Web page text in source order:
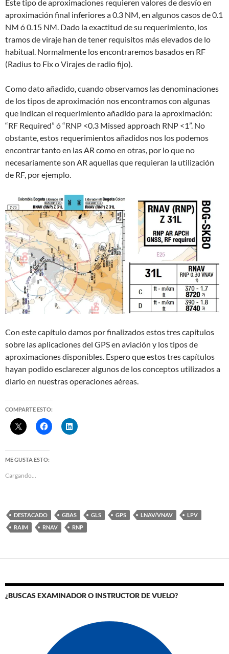
Este tipo de aproximaciones requieren valores de desvío en
aproximación final inferiores a 0.3 NM, en algunos casos de 0.1
NM ó 0.15 NM. Dado la exactitud de su requerimiento, los
tramos de viraje han de tener requisitos más elevados de lo
habitual. Normalmente los encontraremos basados en RF
(Radius to Fix o Virajes de radio fijo).
Como dato añadido, cuando observamos las denominaciones
de los tipos de aproximación nos encontramos con algunas
que indican el requerimiento añadido para la aproximación:
“RF Required” ó “RNP <0.3 Missed approach RNP <1”. No
obstante, estos requerimientos añadidos nos los podemos
encontrar tanto en las AR como en otras, por lo que no
necesariamente son AR aquellas que requieran la utilización
de RF, por ejemplo.
Con este capítulo damos por finalizados estos tres capítulos
sobre las aplicaciones del GPS en aviación y los tipos de
aproximaciones disponibles. Espero que estos tres capítulos
hayan podido esclarecer algunos de los conceptos utilizados a
diario en nuestras operaciones aéreas.
COMPARTE ESTO:
ME GUSTA ESTO:
Cargando...
DESTACADO GBAS GLS GPS LNAV/VNAV
LPV
RAIM
RNAV RNP
¿BUSCAS EXAMINADOR O INSTRUCTOR DE VUELO?